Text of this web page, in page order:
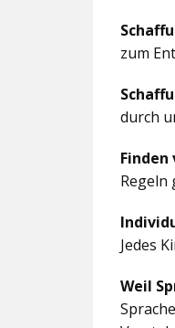
zum
durch
Finden
Regeln
Jedes
Weil